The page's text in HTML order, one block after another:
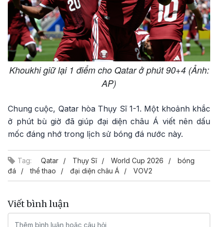
Khoukhi giữ lại 1 điểm cho Qatar ở phút 90+4 (Ảnh:
AP)
Chung cuộc, Qatar hòa Thụy Sĩ 1-1. Một khoảnh khắc
ở phút bù giờ đã giúp đại diện châu Á viết nên dấu
mốc đáng nhớ trong lịch sử bóng đá nước này.
Tag: Qatar Thụy Sĩ World Cup 2026
bóng
đá
thể thao đại diện châu Á VOV2
Viết bình luận